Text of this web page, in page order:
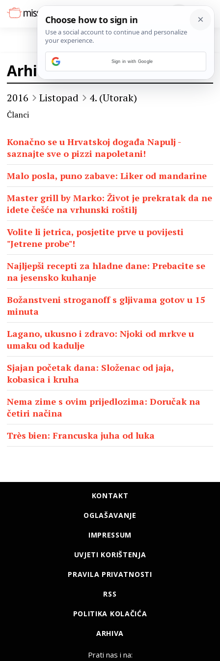
Arhiva
2016 Listopad 4. (Utorak)
Članci
Konačno se u Hrvatskoj događa Napulj -
saznajte sve o pizzi napoletani!
Malo posla, puno zabave: Liker od mandarine
Master grill by Marko: Život je prekratak da ne
idete češće na vrhunski roštilj
Volite li jetrica, posjetite prve u povijesti
"Jetrene probe"!
Najljepši recepti za hladne dane: Prebacite se
na jesensko kuhanje
Božanstveni stroganoff s gljivama gotov u 15
minuta
Lagano, ukusno i zdravo: Njoki od mrkve u
umaku od kadulje
Sjajan početak dana: Složenac od jaja,
kobasica i kruha
Nema zime s ovim prijedlozima: Doručak na
četiri načina
Très bien: Francuska juha od luka
KONTAKT
OGLAŠAVANJE
IMPRESSUM
UVJETI KORIŠTENJA
PRAVILA PRIVATNOSTI
RSS
POLITIKA KOLAČIĆA
ARHIVA
Prati nas i na:
Sign in with Google